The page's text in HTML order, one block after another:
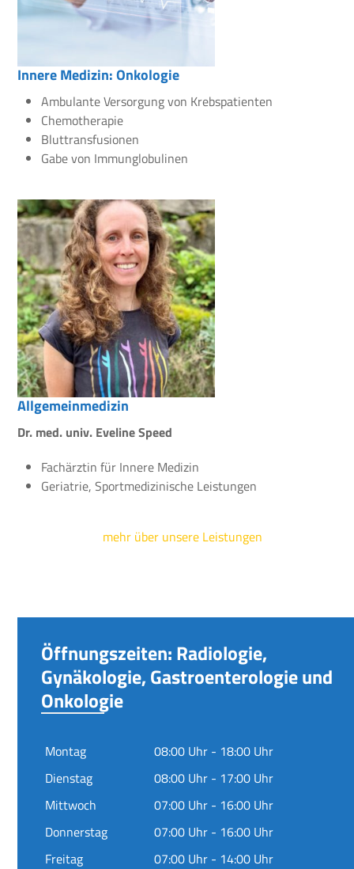
Innere Medizin: Onkologie
Ambulante Versorgung von Krebspatienten
Chemotherapie
Bluttransfusionen
Gabe von Immunglobulinen
Allgemeinmedizin
Dr. med. univ. Eveline Speed
Fachärztin für Innere Medizin
Geriatrie, Sportmedizinische Leistungen
mehr über unsere Leistungen
Öffnungszeiten: Radiologie,
Gynäkologie, Gastroenterologie und
Onkologie
Montag
08:00 Uhr - 18:00 Uhr
Dienstag
08:00 Uhr - 17:00 Uhr
Mittwoch
07:00 Uhr - 16:00 Uhr
Donnerstag
07:00 Uhr - 16:00 Uhr
Freitag
07:00 Uhr - 14:00 Uhr